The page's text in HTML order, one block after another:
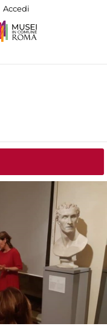
Accedi